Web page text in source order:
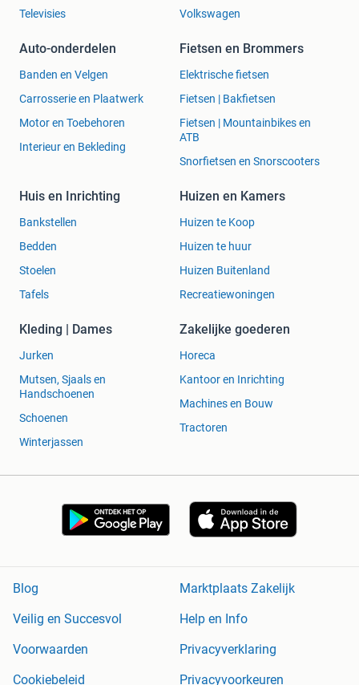
Televisies
Volkswagen
Auto-onderdelen
Banden en Velgen
Carrosserie en Plaatwerk
Motor en Toebehoren
Interieur en Bekleding
Fietsen en Brommers
Elektrische fietsen
Fietsen | Bakfietsen
Fietsen | Mountainbikes en
ATB
Snorfietsen en Snorscooters
Huis en Inrichting
Bankstellen
Bedden
Stoelen
Tafels
Huizen en Kamers
Huizen te Koop
Huizen te huur
Huizen Buitenland
Recreatiewoningen
Kleding | Dames
Jurken
Mutsen, Sjaals en
Handschoenen
Schoenen
Winterjassen
Zakelijke goederen
Horeca
Kantoor en Inrichting
Machines en Bouw
Tractoren
Blog
Marktplaats Zakelijk
Veilig en Succesvol
Help en Info
Voorwaarden
Privacyverklaring
Cookiebeleid
Privacyvoorkeuren